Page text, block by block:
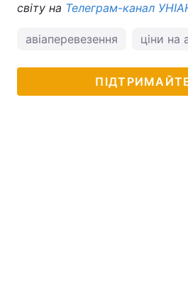
світу на Телеграм-канал
авіаперевезення ціни на